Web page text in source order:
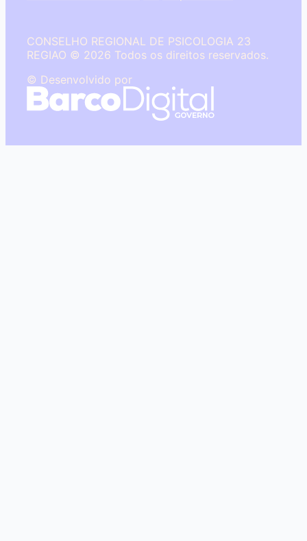
CONSELHO REGIONAL DE PSICOLOGIA 23
REGIAO © 2026 Todos os direitos reservados.
© Desenvolvido por